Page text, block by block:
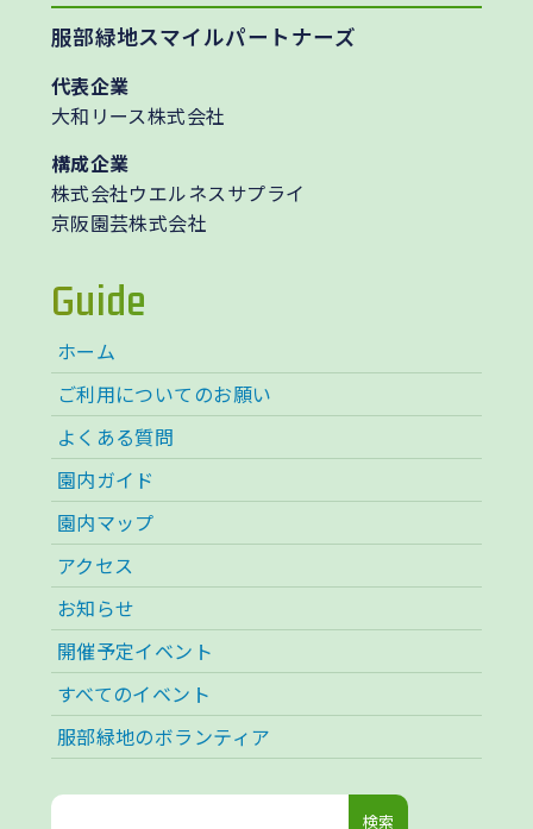
服部緑地スマイルパートナーズ
代表企業
大和リース株式会社
構成企業
株式会社ウエルネスサプライ
京阪園芸株式会社
Guide
ホーム
ご利用についてのお願い
よくある質問
園内ガイド
園内マップ
アクセス
お知らせ
開催予定イベント
すべてのイベント
服部緑地のボランティア